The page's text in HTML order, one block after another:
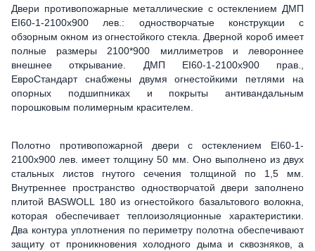
Двери противопожарные металлические с остеклением ДМП
ЕІ60-1-2100х900 лев.: одностворчатые конструкции с
обзорным окном из огнестойкого стекла. Дверной короб имеет
полные размеры 2100*900 миллиметров и левороннее
внешнее открывание. ДМП ЕІ60-1-2100х900 прав.,
ЕвроСтандарт снабжены двумя огнестойкими петлями на
опорных подшипниках и покрыты антивандальным
порошковым полимерным красителем.
Полотно противопожарной двери с остеклением ЕІ60-1-
2100х900 лев. имеет толщину 50 мм. Оно выполнено из двух
стальных листов гнутого сечения толщиной по 1,5 мм.
Внутреннее пространство одностворчатой двери заполнено
плитой BASWOLL 180 из огнестойкого базальтового волокна,
которая обеспечивает теплоизоляционные характеристики.
Два контура уплотнения по периметру полотна обеспечивают
защиту от проникновения холодного дыма и сквозняков, а